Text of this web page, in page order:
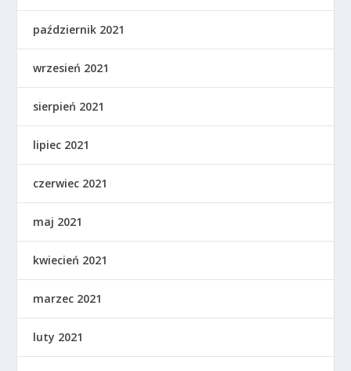
październik 2021
wrzesień 2021
sierpień 2021
lipiec 2021
czerwiec 2021
maj 2021
kwiecień 2021
marzec 2021
luty 2021